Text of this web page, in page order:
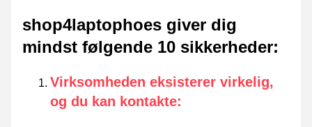
shop4laptophoes giver dig
mindst følgende 10 sikkerheder:
Virksomheden eksisterer virkelig,
og du kan kontakte: